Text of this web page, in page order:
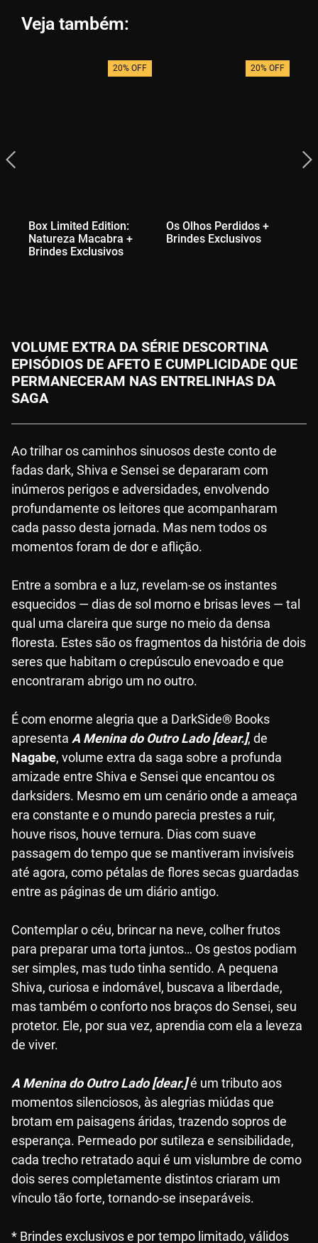
Veja também:
20% OFF
Box Limited Edition:
Natureza Macabra +
Brindes Exclusivos
20% OFF
Os Olhos Perdidos +
Brindes Exclusivos
VOLUME EXTRA DA SÉRIE DESCORTINA
EPISÓDIOS DE AFETO E CUMPLICIDADE QUE
PERMANECERAM NAS ENTRELINHAS DA
SAGA
Ao trilhar os caminhos sinuosos deste conto de
fadas dark, Shiva e Sensei se depararam com
inúmeros perigos e adversidades, envolvendo
profundamente os leitores que acompanharam
cada passo desta jornada. Mas nem todos os
momentos foram de dor e aflição.
Entre a sombra e a luz, revelam-se os instantes
esquecidos — dias de sol morno e brisas leves — tal
qual uma clareira que surge no meio da densa
floresta. Estes são os fragmentos da história de dois
seres que habitam o crepúsculo enevoado e que
encontraram abrigo um no outro.
É com enorme alegria que a DarkSide® Books
apresenta A Menina do Outro Lado [dear.], de
Nagabe, volume extra da saga sobre a profunda
amizade entre Shiva e Sensei que encantou os
darksiders. Mesmo em um cenário onde a ameaça
era constante e o mundo parecia prestes a ruir,
houve risos, houve ternura. Dias com suave
passagem do tempo que se mantiveram invisíveis
até agora, como pétalas de flores secas guardadas
entre as páginas de um diário antigo.
Contemplar o céu, brincar na neve, colher frutos
para preparar uma torta juntos… Os gestos podiam
ser simples, mas tudo tinha sentido. A pequena
Shiva, curiosa e indomável, buscava a liberdade,
mas também o conforto nos braços do Sensei, seu
protetor. Ele, por sua vez, aprendia com ela a leveza
de viver.
A Menina do Outro Lado [dear.]é um tributo aos
momentos silenciosos, às alegrias miúdas que
brotam em paisagens áridas, trazendo sopros de
esperança. Permeado por sutileza e sensibilidade,
cada trecho retratado aqui é um vislumbre de como
dois seres completamente distintos criaram um
vínculo tão forte, tornando-se inseparáveis.
* Brindes exclusivos e por tempo limitado, válidos